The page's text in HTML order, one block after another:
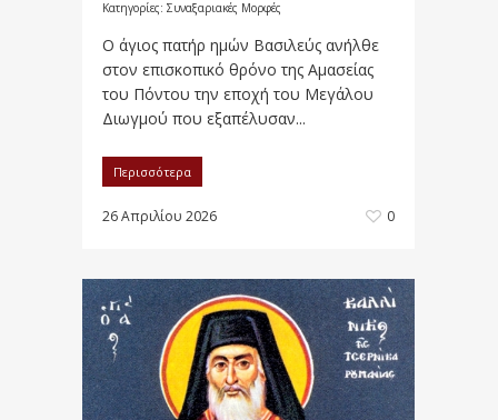
Κατηγορίες: Συναξαριακές Μορφές
Ο άγιος πατήρ ημών Βασιλεύς ανήλθε
στον επισκοπικό θρόνο της Αμασείας
του Πόντου την εποχή του Μεγάλου
Διωγμού που εξαπέλυσαν...
Περισσότερα
26 Απριλίου 2026 0